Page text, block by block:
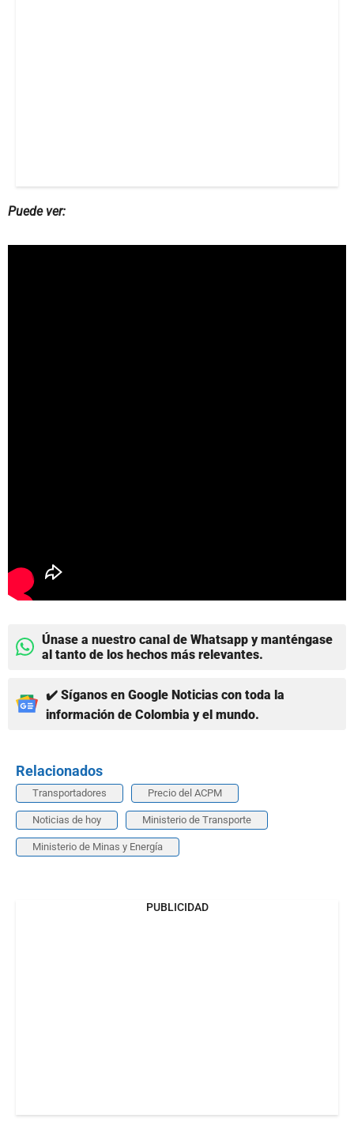
Puede ver:
Únase a nuestro canal de Whatsapp y manténgase
al tanto de los hechos más relevantes.
✔️ Síganos en Google Noticias con toda la
información de Colombia y el mundo.
Relacionados
Transportadores Precio del ACPM
Noticias de hoy Ministerio de Transporte
Ministerio de Minas y Energía
PUBLICIDAD